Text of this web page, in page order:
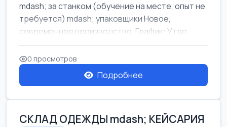
mdash; за станком (обучение на месте, опыт не
требуется) mdash; упаковщики Новое,
современное производство. График: Утро
mda...
0 просмотров
Подробнее
СКЛАД ОДЕЖДЫ mdash; КЕЙСАРИЯ